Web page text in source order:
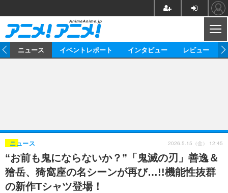
ゲーム グッズ
イベント 海外
海外イベント ビジネス
俳優・タレント アーティスト
ビジネス
アニメ 実写
書評 イベント
動画
アニメ
連載・コラム
ニュース イベントレポート インタビュー レビュー
“お前も鬼にならないか？”「鬼滅の刃」善逸＆
獪岳、猗窩座の名シーンが再び…!!機能性抜群
の新作Tシャツ登場！
ニュース 2026.5.15（金） 12:45